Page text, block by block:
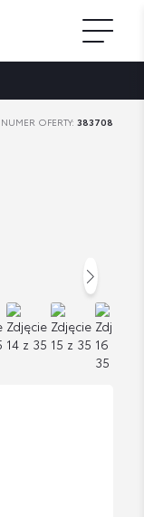
NUMER OFERTY:383708